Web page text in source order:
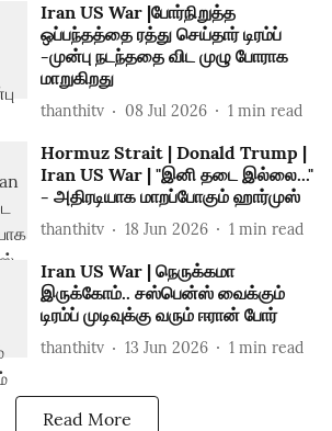
Iran US War |போர்நிறுத்த
ஒப்பந்தத்தை ரத்து செய்தார் டிரம்ப்
-முன்பு நடந்ததை விட முழு போராக
மாறுகிறது
thanthitv 08 Jul 2026 1 min read
Hormuz Strait | Donald Trump |
Iran US War | "இனி தடை இல்லை..."
- அதிரடியாக மாறப்போகும் ஹார்முஸ்
thanthitv 18 Jun 2026 1 min read
Iran US War | நெருக்கமா
இருக்கோம்.. சஸ்பென்ஸ் வைக்கும்
டிரம்ப் முடிவுக்கு வரும் ஈரான் போர்
thanthitv 13 Jun 2026 1 min read
Read More